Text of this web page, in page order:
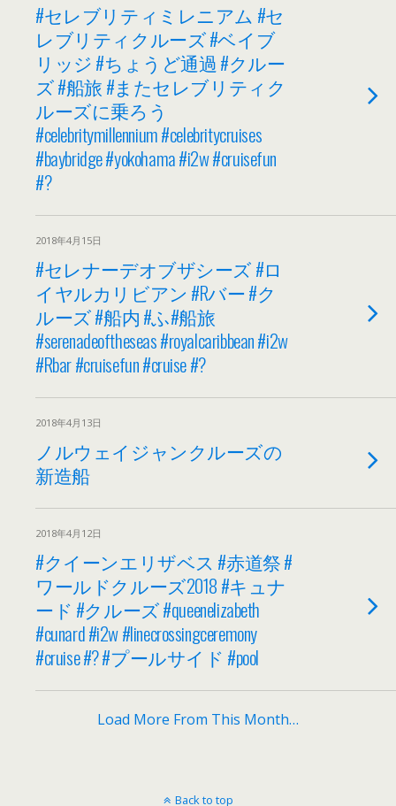
#セレブリティミレニアム #セ
レブリティクルーズ #ベイブ
リッジ #ちょうど通過 #クルー
ズ #船旅 #またセレブリティク
ルーズに乗ろう
#celebritymillennium #celebritycruises
#baybridge #yokohama #i2w #cruisefun
#?
2018年4月15日
#セレナーデオブザシーズ #ロ
イヤルカリビアン #Rバー #ク
ルーズ #船内 #ふ#船旅
#serenadeoftheseas #royalcaribbean #i2w
#Rbar #cruisefun #cruise #?
2018年4月13日
ノルウェイジャンクルーズの
新造船
2018年4月12日
#クイーンエリザベス #赤道祭 #
ワールドクルーズ2018 #キュナ
ード #クルーズ #queenelizabeth
#cunard #i2w #linecrossingceremony
#cruise #? #プールサイド #pool
Load More From This Month…
Back to top